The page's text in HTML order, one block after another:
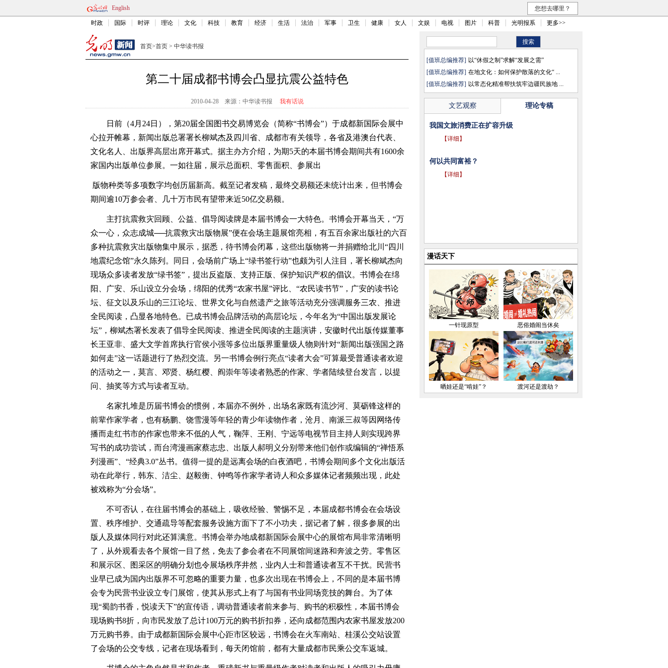
English 您想去哪里？
时政 国际 时评 理论 文化 科技 教育 经济 生活 法治 军事 卫生 健康 女人 文娱 电视 图片 科普 光明报系 更多>>
首页>首页 > 中华读书报
第二十届成都书博会凸显抗震公益特色
2010-04-28 来源：中华读书报 我有话说
日前（4月24日），第20届全国图书交易博览会（简称“书博会”）于成都新国际会展中
心拉开帷幕，新闻出版总署署长柳斌杰及四川省、成都市有关领导，各省及港澳台代表、
文化名人、出版界高层出席开幕式。据主办方介绍，为期5天的本届书博会期间共有1600余
家国内出版单位参展。一如往届，展示总面积、零售面积、参展出
版物种类等多项数字均创历届新高。截至记者发稿，最终交易额还未统计出来，但书博会
期间逾10万参会者、几十万市民有望带来近50亿交易额。
主打抗震救灾回顾、公益、倡导阅读牌是本届书博会一大特色。书博会开幕当天，“万
众一心，众志成城──抗震救灾出版物展”便在会场主题展馆亮相，有五百余家出版社的六百
多种抗震救灾出版物集中展示，据悉，待书博会闭幕，这些出版物将一并捐赠给北川“四川
地震纪念馆”永久陈列。同日，会场前广场上“绿书签行动”也颇为引人注目，署长柳斌杰向
现场众多读者发放“绿书签”，提出反盗版、支持正版、保护知识产权的倡议。书博会在绵
阳、广安、乐山设立分会场，绵阳的优秀“农家书屋”评比、“农民读书节”，广安的读书论
坛、征文以及乐山的三江论坛、世界文化与自然遗产之旅等活动充分强调服务三农、推进
全民阅读，凸显各地特色。已成书博会品牌活动的高层论坛，今年名为“中国出版发展论
坛”，柳斌杰署长发表了倡导全民阅读、推进全民阅读的主题演讲，安徽时代出版传媒董事
长王亚非、盛大文学首席执行官侯小强等多位出版界重量级人物则针对“新闻出版强国之路
如何走”这一话题进行了热烈交流。另一书博会例行亮点“读者大会”可算最受普通读者欢迎
的活动之一，莫言、邓贤、杨红樱、阎崇年等读者熟悉的作家、学者陆续登台发言，以提
问、抽奖等方式与读者互动。
名家扎堆是历届书博会的惯例，本届亦不例外，出场名家既有流沙河、莫砺锋这样的
前辈作家学者，也有杨鹏、饶雪漫等年轻的青少年读物作者，沧月、南派三叔等因网络传
播而走红书市的作家也带来不低的人气，鞠萍、王刚、宁远等电视节目主持人则实现跨界
写书的成功尝试，而台湾漫画家蔡志忠、出版人郝明义分别带来他们创作或编辑的“禅悟系
列漫画”、“经典3.0”丛书。值得一提的是远离会场的白夜酒吧，书博会期间多个文化出版活
动在此举行，韩东、洁尘、赵毅衡、钟鸣等作家学者诗人和众多媒体记者频频出现，此处
被戏称为“分会场”。
不可否认，在往届书博会的基础上，吸收经验、警惕不足，本届成都书博会在会场设
置、秩序维护、交通疏导等配套服务设施方面下了不小功夫，据记者了解，很多参展的出
版人及媒体同行对此还算满意。书博会举办地成都新国际会展中心的展馆布局非常清晰明
了，从外观看去各个展馆一目了然，免去了参会者在不同展馆间迷路和奔波之劳。零售区
和展示区、图采区的明确分划也令展场秩序井然，业内人士和普通读者互不干扰。民营书
业早已成为国内出版界不可忽略的重要力量，也多次出现在书博会上，不同的是本届书博
会专为民营书业设立专门展馆，使其从形式上有了与国有书业同场竞技的舞台。为了体
现“蜀韵书香，悦读天下”的宣传语，调动普通读者前来参与、购书的积极性，本届书博会
现场购书8折，向市民发放了总计100万元的购书折扣券，还向成都范围内农家书屋发放200
万元购书券。由于成都新国际会展中心距市区较远，书博会在火车南站、桂溪公交站设置
了会场的公交专线，记者在现场看到，每天闭馆前，都有大量成都市民乘公交车返城。
[值班总编推荐] 以“休假之制”求解“发展之需”
[值班总编推荐] 在地文化：如何保护散落的文化“ ...
[值班总编推荐] 以常态化精准帮扶筑牢边疆民族地 ...
文艺观察 理论专稿
我国文旅消费正在扩容升级
【详细】
何以共同富裕？
【详细】
漫话天下
一针现原型 恶俗婚闹当休矣
晒娃还是“啃娃”？ 渡河还是渡劫？